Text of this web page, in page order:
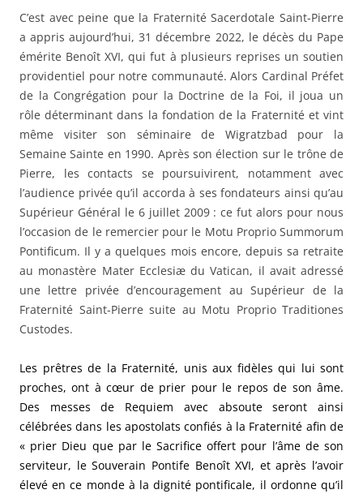
C’est avec peine que la Fraternité Sacerdotale Saint-Pierre
a appris aujourd’hui, 31 décembre 2022, le décès du Pape
émérite Benoît XVI, qui fut à plusieurs reprises un soutien
providentiel pour notre communauté. Alors Cardinal Préfet
de la Congrégation pour la Doctrine de la Foi, il joua un
rôle déterminant dans la fondation de la Fraternité et vint
même visiter son séminaire de Wigratzbad pour la
Semaine Sainte en 1990. Après son élection sur le trône de
Pierre, les contacts se poursuivirent, notamment avec
l’audience privée qu’il accorda à ses fondateurs ainsi qu’au
Supérieur Général le 6 juillet 2009 : ce fut alors pour nous
l’occasion de le remercier pour le Motu Proprio Summorum
Pontificum. Il y a quelques mois encore, depuis sa retraite
au monastère Mater Ecclesiæ du Vatican, il avait adressé
une lettre privée d’encouragement au Supérieur de la
Fraternité Saint-Pierre suite au Motu Proprio Traditiones
Custodes.
Les prêtres de la Fraternité, unis aux fidèles qui lui sont
proches, ont à cœur de prier pour le repos de son âme.
Des messes de Requiem avec absoute seront ainsi
célébrées dans les apostolats confiés à la Fraternité afin de
« prier Dieu que par le Sacrifice offert pour l’âme de son
serviteur, le Souverain Pontife Benoît XVI, et après l’avoir
élevé en ce monde à la dignité pontificale, il ordonne qu’il